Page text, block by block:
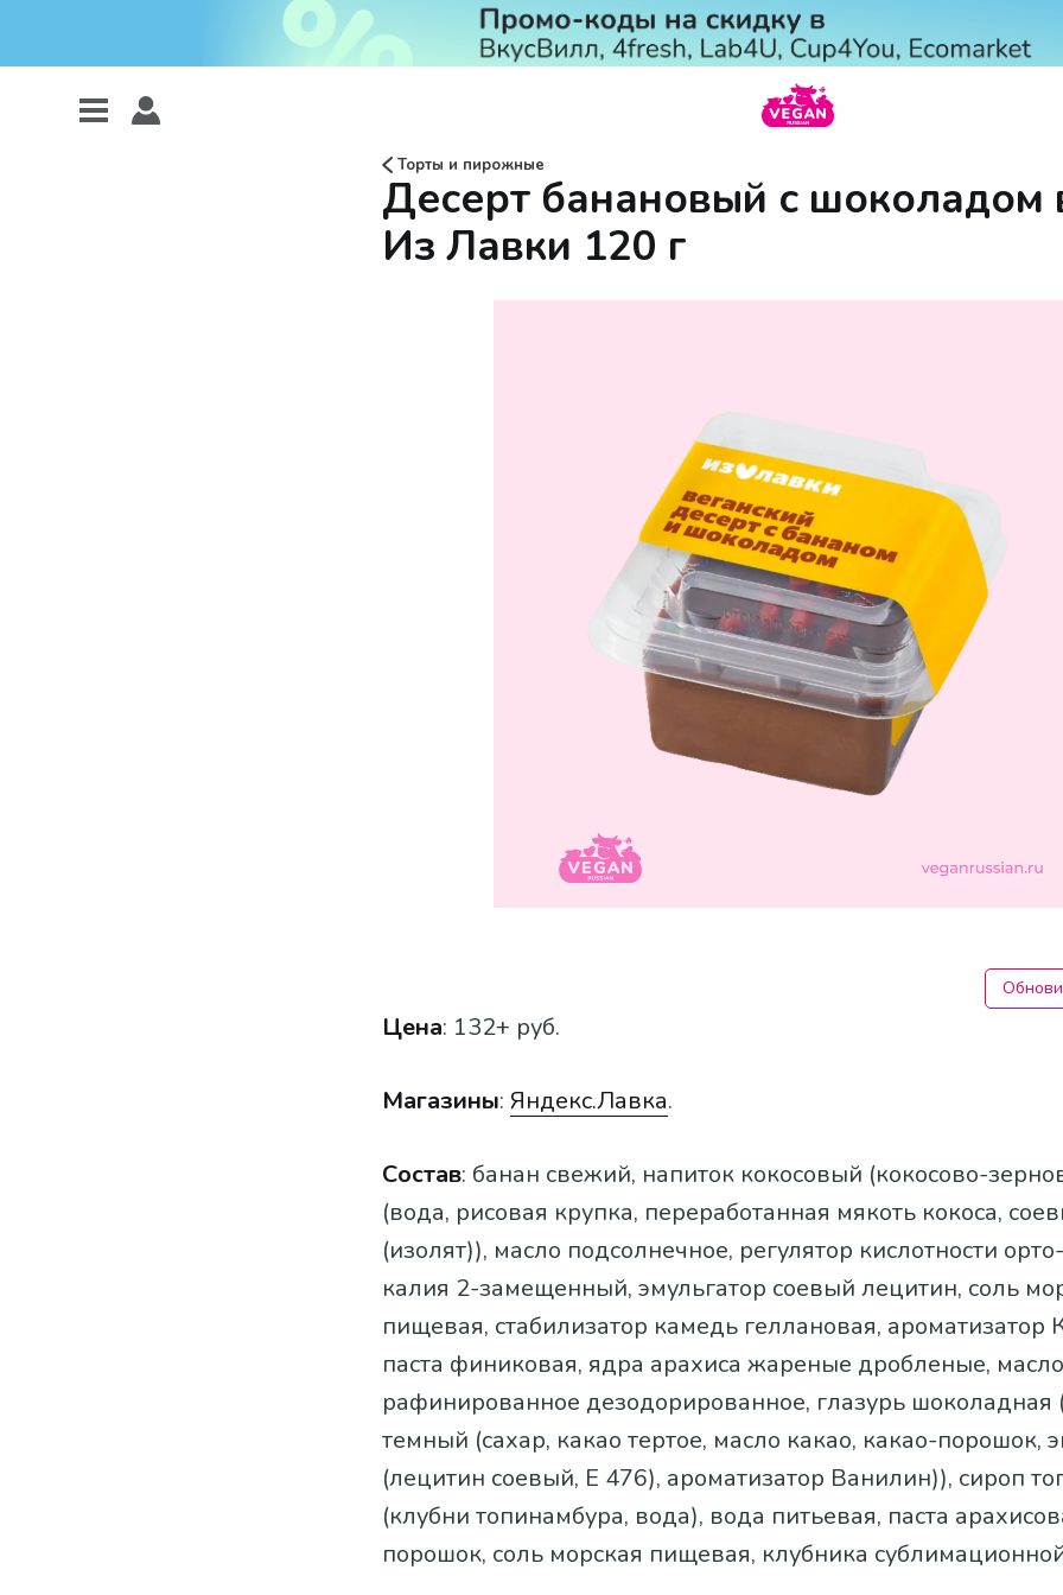
Торты и пирожные
Десерт банановый с шоколадом
Из Лавки 120 г
Цена: 132+ руб.
Магазины: Яндекс.Лавка.
Состав: банан свежий, напиток кокосовый (кокосово-
(вода, рисовая крупка, переработанная мякоть кокоса,
(изолят)), масло подсолнечное, регулятор кислотности
калия 2-замещенный, эмульгатор соевый лецитин, соль
пищевая, стабилизатор камедь геллановая, ароматизатор
паста финиковая, ядра арахиса жареные дробленые,
рафинированное дезодорированное, глазурь шоколадная
темный (сахар, какао тертое, масло какао, какао-порошок,
(лецитин соевый, Е 476), ароматизатор Ванилин)), сироп
(клубни топинамбура, вода), вода питьевая, паста
порошок, соль морская пищевая, клубника